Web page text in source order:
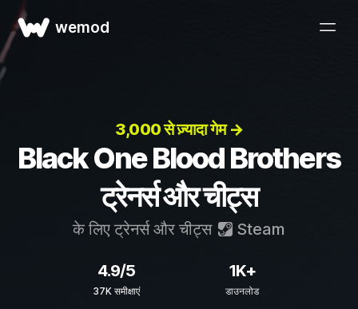
wemod
3,000 से ज़्यादा गेम →
Black One Blood Brothers
ट्रेनर्स और चीट्स
के लिए ट्रेनर्स और चीट्स Steam
4.9/5
37K समीक्षाएं
1K+
डाउनलोड